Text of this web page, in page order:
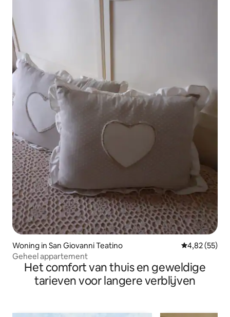
Woning in San Giovanni Teatino Gemiddelde
4,82 (55)
Geheel appartement
Het comfort van thuis en geweldige
tarieven voor langere verblijven